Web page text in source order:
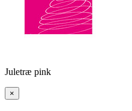
Juletræ pink
×